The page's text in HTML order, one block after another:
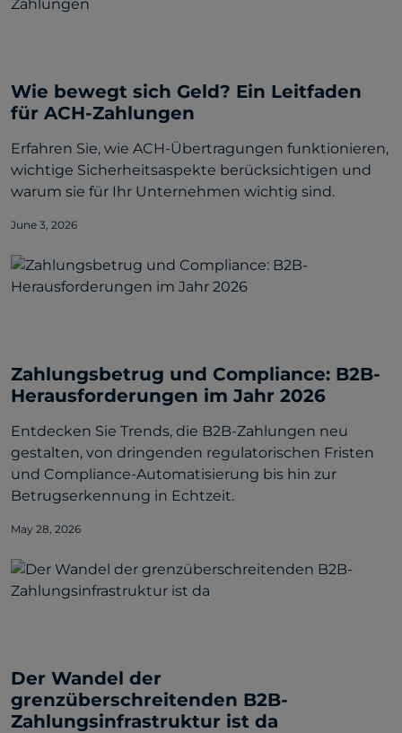
Wie bewegt sich Geld? Ein Leitfaden
für ACH-Zahlungen
Erfahren Sie, wie ACH-Übertragungen funktionieren,
wichtige Sicherheitsaspekte berücksichtigen und
warum sie für Ihr Unternehmen wichtig sind.
June 3, 2026
Zahlungsbetrug und Compliance: B2B-
Herausforderungen im Jahr 2026
Entdecken Sie Trends, die B2B-Zahlungen neu
gestalten, von dringenden regulatorischen Fristen
und Compliance-Automatisierung bis hin zur
Betrugserkennung in Echtzeit.
May 28, 2026
Der Wandel der
grenzüberschreitenden B2B-
Zahlungsinfrastruktur ist da